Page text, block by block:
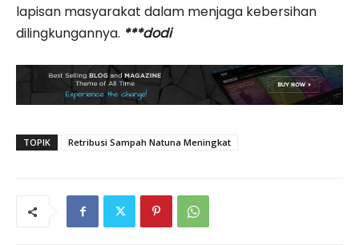
lapisan masyarakat dalam menjaga kebersihan
dilingkungannya. ***dodi
TOPIK Retribusi Sampah Natuna Meningkat